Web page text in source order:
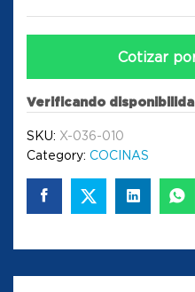
Cotizar
Verificando
SKU: X-036-010
Category: COCINAS